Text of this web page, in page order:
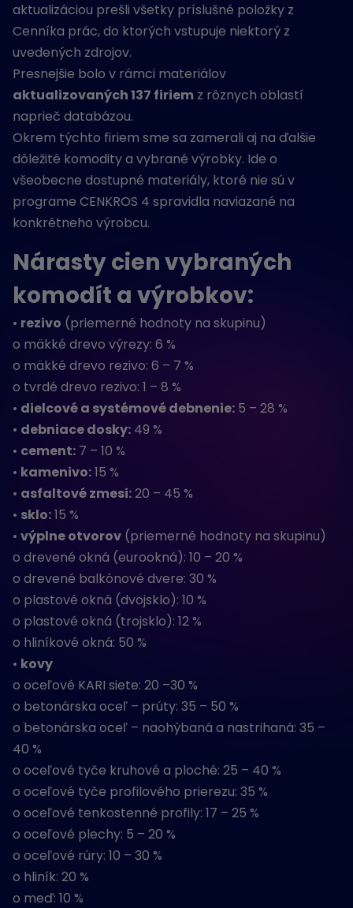
aktualizáciou prešli všetky príslušné položky z
Cenníka prác, do ktorých vstupuje niektorý z
uvedených zdrojov.
Presnejšie bolo v rámci materiálov
aktualizovaných 137 firiem z rôznych oblastí
naprieč databázou.
Okrem týchto firiem sme sa zamerali aj na ďalšie
dôležité komodity a vybrané výrobky. Ide o
všeobecne dostupné materiály, ktoré nie sú v
programe CENKROS 4 spravidla naviazané na
konkrétneho výrobcu.
Nárasty cien vybraných
komodít a výrobkov:
• rezivo (priemerné hodnoty na skupinu)
o mäkké drevo výrezy: 6 %
o mäkké drevo rezivo: 6 – 7 %
o tvrdé drevo rezivo: 1 – 8 %
• dielcové a systémové debnenie: 5 – 28 %
• debniace dosky: 49 %
• cement: 7 – 10 %
• kamenivo:15 %
• asfaltové zmesi:20 – 45 %
• sklo:15 %
• výplne otvorov (priemerné hodnoty na skupinu)
o drevené okná (eurookná): 10 – 20 %
o drevené balkónové dvere: 30 %
o plastové okná (dvojsklo): 10 %
o plastové okná (trojsklo): 12 %
o hliníkové okná: 50 %
• kovy
o oceľové KARI siete: 20 –30 %
o betonárska oceľ – prúty: 35 – 50 %
o betonárska oceľ – naohýbaná a nastrihaná: 35 –
40 %
o oceľové tyče kruhové a ploché: 25 – 40 %
o oceľové tyče profilového prierezu: 35 %
o oceľové tenkostenné profily: 17 – 25 %
o oceľové plechy: 5 – 20 %
o oceľové rúry: 10 – 30 %
o hliník: 20 %
o meď: 10 %